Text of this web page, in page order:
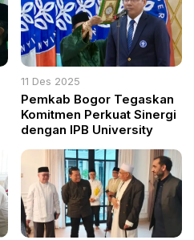
11 Des 2025
Pemkab Bogor Tegaskan
Komitmen Perkuat Sinergi
dengan IPB University